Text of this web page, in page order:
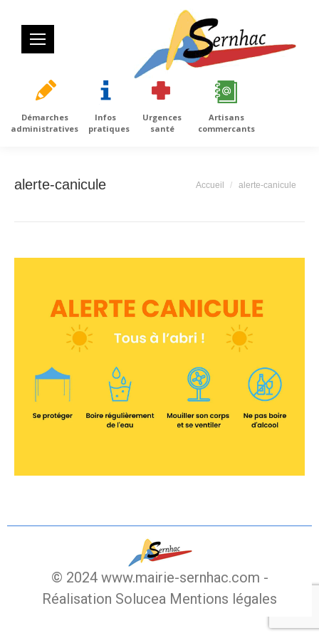
Démarches
administratives
Infos
pratiques
Urgences
santé
Artisans
commercants
alerte-canicule Vous êtes ici :
Accueil alerte-canicule
© 2024 www.mairie-sernhac.com -
Réalisation Solucea Mentions légales